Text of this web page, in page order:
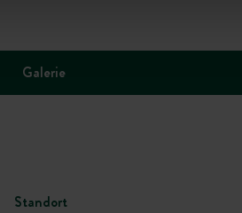
Galerie
Standort